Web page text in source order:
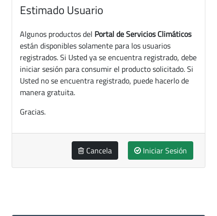
Estimado Usuario
Algunos productos del Portal de Servicios Climáticos
están disponibles solamente para los usuarios
registrados. Si Usted ya se encuentra registrado, debe
iniciar sesión para consumir el producto solicitado. Si
Usted no se encuentra registrado, puede hacerlo de
manera gratuita.
Gracias.
Cancela Iniciar Sesión